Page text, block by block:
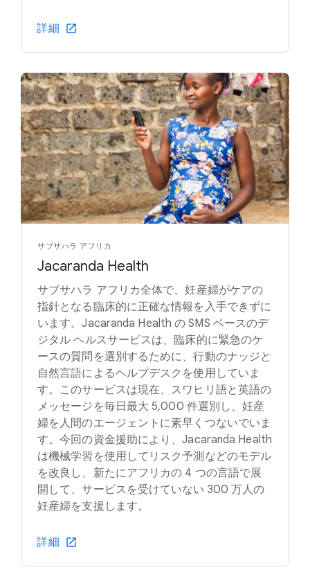
詳細
サブサハラ アフリカ
Jacaranda Health
サブサハラ アフリカ全体で、妊産婦がケアの
指針となる臨床的に正確な情報を入手できずに
います。Jacaranda Health の SMS ベースのデ
ジタル ヘルスサービスは、臨床的に緊急のケ
ースの質問を選別するために、行動のナッジと
自然言語によるヘルプデスクを使用していま
す。このサービスは現在、スワヒリ語と英語の
メッセージを毎日最大 5,000 件選別し、妊産
婦を人間のエージェントに素早くつないでいま
す。今回の資金援助により、Jacaranda Health
は機械学習を使用してリスク予測などのモデル
を改良し、新たにアフリカの 4 つの言語で展
開して、サービスを受けていない 300 万人の
妊産婦を支援します。
詳細